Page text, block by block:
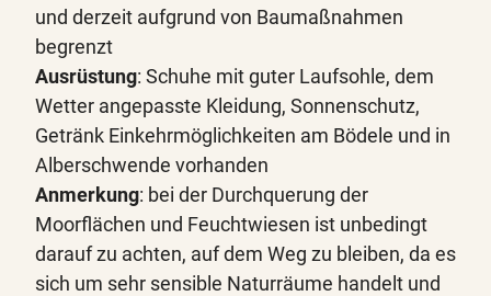
und derzeit aufgrund von Baumaßnahmen
begrenzt
Ausrüstung: Schuhe mit guter Laufsohle, dem
Wetter angepasste Kleidung, Sonnenschutz,
Getränk Einkehrmöglichkeiten am Bödele und in
Alberschwende vorhanden
Anmerkung: bei der Durchquerung der
Moorflächen und Feuchtwiesen ist unbedingt
darauf zu achten, auf dem Weg zu bleiben, da es
sich um sehr sensible Naturräume handelt und